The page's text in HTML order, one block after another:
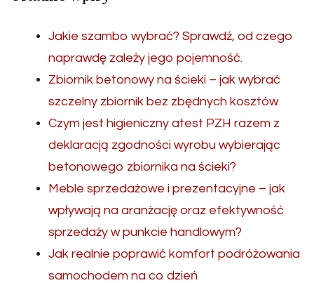
Jakie szambo wybrać? Sprawdź, od czego
naprawdę zależy jego pojemność.
Zbiornik betonowy na ścieki – jak wybrać
szczelny zbiornik bez zbędnych kosztów
Czym jest higieniczny atest PZH razem z
deklaracją zgodności wyrobu wybierając
betonowego zbiornika na ścieki?
Meble sprzedażowe i prezentacyjne – jak
wpływają na aranżację oraz efektywność
sprzedaży w punkcie handlowym?
Jak realnie poprawić komfort podróżowania
samochodem na co dzień